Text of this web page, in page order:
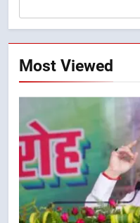
Most Viewed